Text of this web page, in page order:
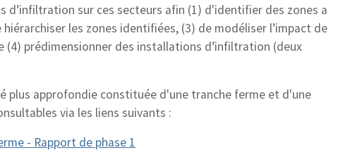
d’infiltration sur ces secteurs afin (1) d'identifier des zones a
les zones identifiées, (3) de modéliser l’impact de
(4) prédimensionner des installations d’infiltration (deux
plus approfondie constituée d'une tranche ferme et d'une
via les liens suivants :
- Rapport de phase 1